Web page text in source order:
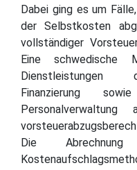
Dabei ging es um
der Selbstkosten
vollständiger
Eine schwedische
Dienstleistungen
Finanzierung
Die